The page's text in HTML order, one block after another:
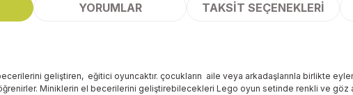
YORUMLAR TAKSIT SEÇENEKLERI
geliştiren, eğitici oyuncaktır. çocukların aile veya arkadaşlarınla birlikte
Miniklerin el becerilerini geliştirebilecekleri Lego oyun setinde renkli ve göz